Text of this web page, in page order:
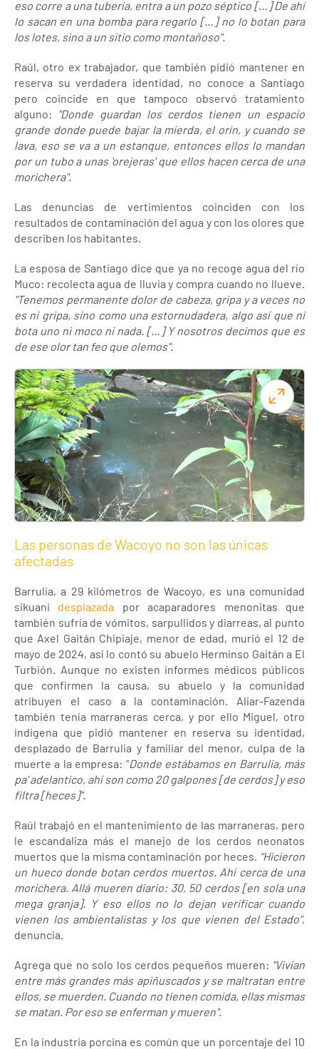
eso corre a una tubería, entra a un pozo séptico […] De ahí
lo sacan en una bomba para regarlo […] no lo botan para
los lotes, sino a un sitio como montañoso".
Raúl, otro ex trabajador, que también pidió mantener en
reserva su verdadera identidad, no conoce a Santiago
pero coincide en que tampoco observó tratamiento
alguno: "Donde guardan los cerdos tienen un espacio
grande donde puede bajar la mierda, el orín, y cuando se
lava, eso se va a un estanque, entonces ellos lo mandan
por un tubo a unas 'orejeras' que ellos hacen cerca de una
morichera".
Las denuncias de vertimientos coinciden con los
resultados de contaminación del agua y con los olores que
describen los habitantes.
La esposa de Santiago dice que ya no recoge agua del río
Muco: recolecta agua de lluvia y compra cuando no llueve.
"Tenemos permanente dolor de cabeza, gripa y a veces no
es ni gripa, sino como una estornudadera, algo así que ni
bota uno ni moco ni nada. […] Y nosotros decimos que es
de ese olor tan feo que olemos".
Las personas de Wacoyo no son las únicas
afectadas
Barrulia, a 29 kilómetros de Wacoyo, es una comunidad
sikuani desplazada por acaparadores menonitas que
también sufría de vómitos, sarpullidos y diarreas, al punto
que Axel Gaitán Chipiaje, menor de edad, murió el 12 de
mayo de 2024, así lo contó su abuelo Herminso Gaitán a El
Turbión. Aunque no existen informes médicos públicos
que confirmen la causa, su abuelo y la comunidad
atribuyen el caso a la contaminación. Aliar-Fazenda
también tenía marraneras cerca, y por ello Miguel, otro
indígena que pidió mantener en reserva su identidad,
desplazado de Barrulia y familiar del menor, culpa de la
muerte a la empresa: "Donde estábamos en Barrulia, más
pa’ adelantico, ahí son como 20 galpones [de cerdos] y eso
filtra [heces]".
Raúl trabajó en el mantenimiento de las marraneras, pero
le escandaliza más el manejo de los cerdos neonatos
muertos que la misma contaminación por heces. “Hicieron
un hueco donde botan cerdos muertos. Ahí cerca de una
morichera. Allá mueren diario: 30, 50 cerdos [en sola una
mega granja]. Y eso ellos no lo dejan verificar cuando
vienen los ambientalistas y los que vienen del Estado”,
denuncia.
Agrega que no solo los cerdos pequeños mueren: "Vivían
entre más grandes más apiñuscados y se maltratan entre
ellos, se muerden. Cuando no tienen comida, ellas mismas
se matan. Por eso se enferman y mueren".
En la industria porcina es común que un porcentaje del 10